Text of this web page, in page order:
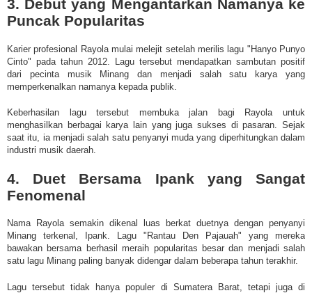
3. Debut yang Mengantarkan Namanya ke
Puncak Popularitas
Karier profesional Rayola mulai melejit setelah merilis lagu "Hanyo Punyo
Cinto" pada tahun 2012. Lagu tersebut mendapatkan sambutan positif
dari pecinta musik Minang dan menjadi salah satu karya yang
memperkenalkan namanya kepada publik.
Keberhasilan lagu tersebut membuka jalan bagi Rayola untuk
menghasilkan berbagai karya lain yang juga sukses di pasaran. Sejak
saat itu, ia menjadi salah satu penyanyi muda yang diperhitungkan dalam
industri musik daerah.
4. Duet Bersama Ipank yang Sangat
Fenomenal
Nama Rayola semakin dikenal luas berkat duetnya dengan penyanyi
Minang terkenal, Ipank. Lagu "Rantau Den Pajauah" yang mereka
bawakan bersama berhasil meraih popularitas besar dan menjadi salah
satu lagu Minang paling banyak didengar dalam beberapa tahun terakhir.
Lagu tersebut tidak hanya populer di Sumatera Barat, tetapi juga di